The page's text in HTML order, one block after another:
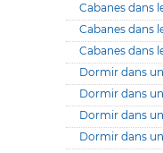
Cabanes dans
Cabanes dans
Cabanes dans
Dormir dans
Dormir dans
Dormir dans
Dormir dans